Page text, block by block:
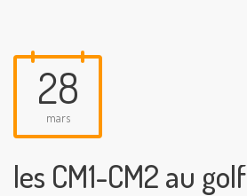
28
mars
les CM1-CM2 au golf